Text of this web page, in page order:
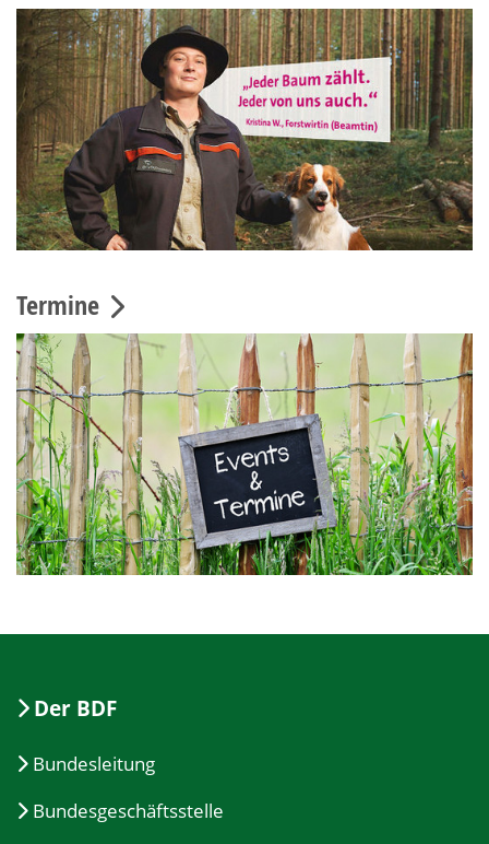
Termine
Der BDF
Bundesleitung
Bundesgeschäftsstelle